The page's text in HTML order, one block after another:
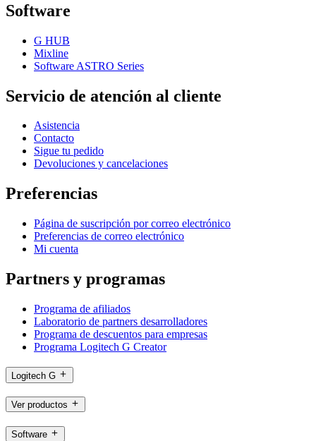
Software
G HUB
Mixline
Software ASTRO Series
Servicio de atención al cliente
Asistencia
Contacto
Sigue tu pedido
Devoluciones y cancelaciones
Preferencias
Página de suscripción por correo electrónico
Preferencias de correo electrónico
Mi cuenta
Partners y programas
Programa de afiliados
Laboratorio de partners desarrolladores
Programa de descuentos para empresas
Programa Logitech G Creator
Logitech G
Ver productos
Software